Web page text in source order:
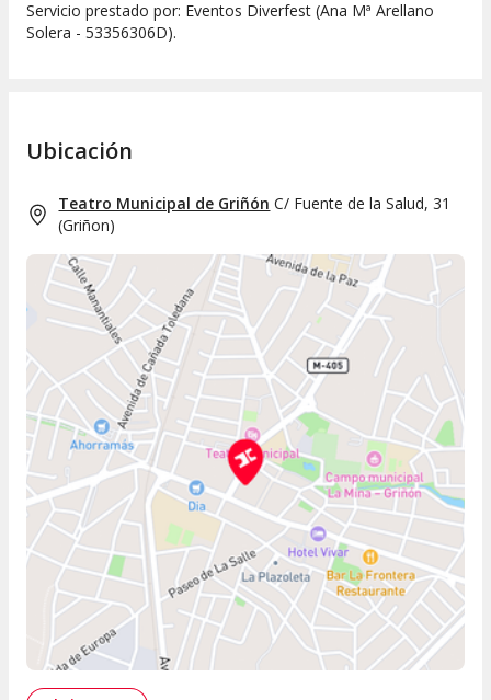
Servicio prestado por: Eventos Diverfest (Ana Mª Arellano
Solera - 53356306D).
Ubicación
Teatro Municipal de Griñón C/ Fuente de la Salud, 31
(Griñon)